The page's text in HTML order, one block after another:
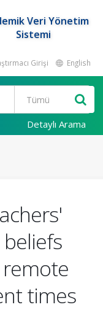
Veri Yönetim
Sistemi
Girişi English
Detaylı Arama
times